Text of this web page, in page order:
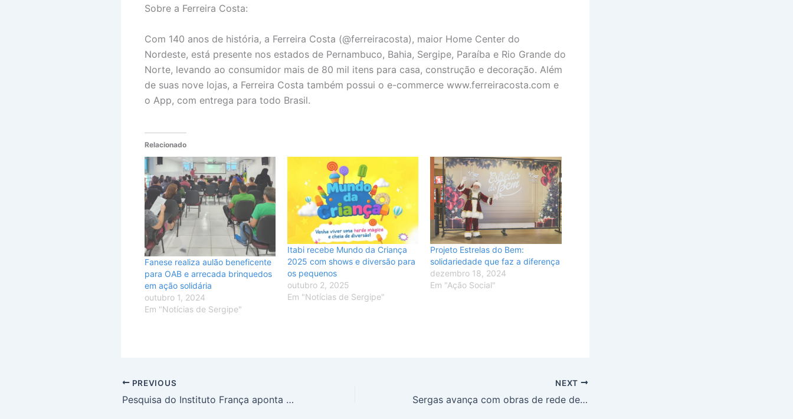
Sobre a Ferreira Costa:
Com 140 anos de história, a Ferreira Costa (@ferreiracosta), maior Home Center do
Nordeste, está presente nos estados de Pernambuco, Bahia, Sergipe, Paraíba e Rio Grande do
Norte, levando ao consumidor mais de 80 mil itens para casa, construção e decoração. Além
de suas nove lojas, a Ferreira Costa também possui o e-commerce www.ferreiracosta.com e
o App, com entrega para todo Brasil.
Relacionado
Fanese realiza aulão beneficente
para OAB e arrecada brinquedos
em ação solidária
outubro 1, 2024
Em "Notícias de Sergipe"
Itabi recebe Mundo da Criança
2025 com shows e diversão para
os pequenos
outubro 2, 2025
Em "Notícias de Sergipe"
Projeto Estrelas do Bem:
solidariedade que faz a diferença
dezembro 18, 2024
Em "Ação Social"
PREVIOUS
Pesquisa do Instituto França aponta Petinho de João Grande com ampla vantagem na disputa pela prefeitura de Riachuelo
NEXT
Sergas avança com obras de rede de gás natural na Orla de Atalaia